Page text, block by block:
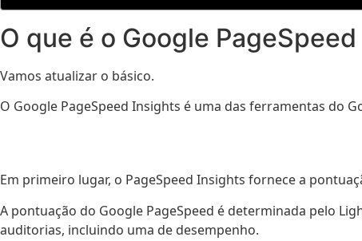
O que é o Google
Vamos atualizar o básico.
O Google PageSpeed Insights é uma das ferramentas do
Em primeiro lugar, o PageSpeed Insights fornece a
A pontuação do Google PageSpeed é determinada pelo
auditorias, incluindo uma de desempenho.